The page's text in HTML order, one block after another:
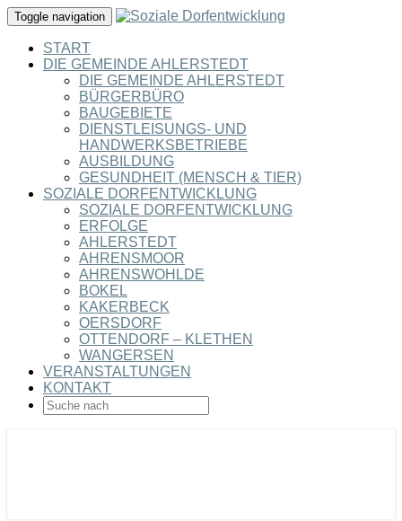
Toggle navigation
START
DIE GEMEINDE AHLERSTEDT
DIE GEMEINDE AHLERSTEDT
BÜRGERBÜRO
BAUGEBIETE
DIENSTLEISUNGS- UND
HANDWERKSBETRIEBE
AUSBILDUNG
GESUNDHEIT (MENSCH & TIER)
SOZIALE DORFENTWICKLUNG
SOZIALE DORFENTWICKLUNG
ERFOLGE
AHLERSTEDT
AHRENSMOOR
AHRENSWOHLDE
BOKEL
KAKERBECK
OERSDORF
OTTENDORF – KLETHEN
WANGERSEN
VERANSTALTUNGEN
KONTAKT
SEARCH
ICON